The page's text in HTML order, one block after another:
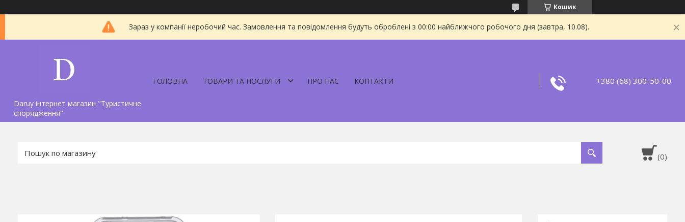
Кошик
Зараз у компанії неробочий час. Замовлення та повідомлення будуть оброблені з 00:00 найближчого робочого дня (завтра, 10.08).
Daruy інтернет магазин "Туристичне
спорядження"
ГОЛОВНА ТОВАРИ ТА ПОСЛУГИ ПРО НАС КОНТАКТИ +380 (68) 300-50-00